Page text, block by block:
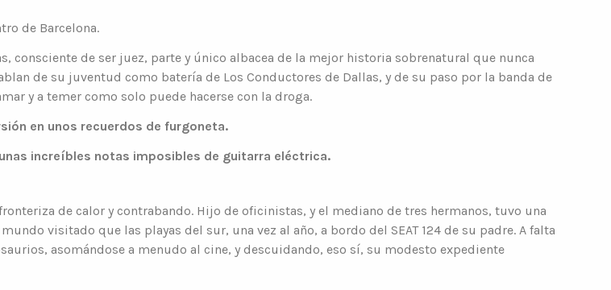
de Barcelona.
consciente de ser juez, parte y único albacea de la mejor historia sobrenatural que nunca
de su juventud como batería de Los Conductores de Dallas, y de su paso por la banda de
y a temer como solo puede hacerse con la droga.
en unos recuerdos de furgoneta.
increíbles notas imposibles de guitarra eléctrica.
de calor y contrabando. Hijo de oficinistas, y el mediano de tres hermanos, tuvo una
visitado que las playas del sur, una vez al año, a bordo del SEAT 124 de su padre. A falta
asomándose a menudo al cine, y descuidando, eso sí, su modesto expediente